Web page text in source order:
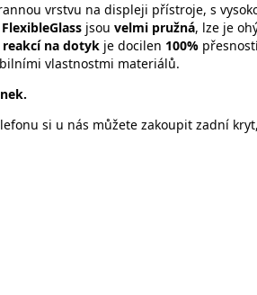
vrstvu na displeji přístroje, s
jsou velmi pružná, lze je
na dotyk je docilen 100%
vlastnostmi materiálů.
si u nás můžete zakoupit zadní